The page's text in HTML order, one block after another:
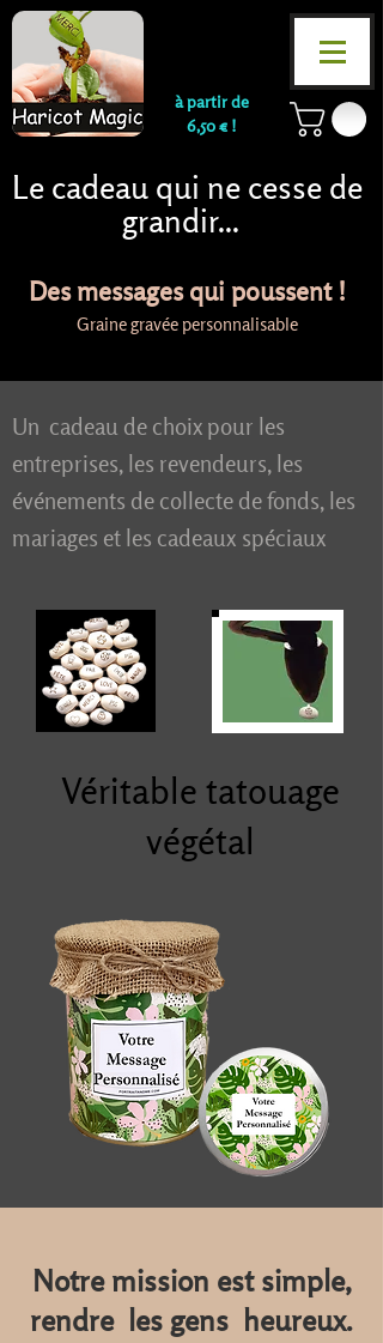
à partir de
6,50 € !
Le cadeau qui ne cesse de
grandir...
Des messages qui poussent !
Graine gravée personnalisable
Un cadeau de choix pour les
entreprises, les revendeurs, les
événements de collecte de fonds, les
mariages et les cadeaux spéciaux
Véritable tatouage
végétal
Notre mission est simple,
rendre les gens heureux.